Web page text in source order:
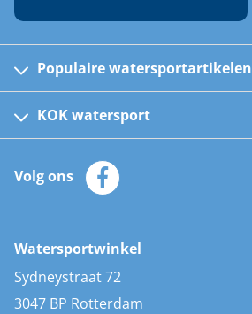
Populaire watersportartikelen
Kinder reddingsvesten
Automatische reddingsvesten
Zeilkleding
Zonnepanelen
AIS transponders
Stootwillen en fenders
Bootkussens
KOK watersport
Klantenservice
Merken
Volg ons
Watersportwinkel
Sydneystraat 72
3047 BP Rotterdam